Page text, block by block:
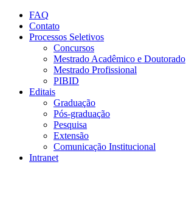
Conteúdo principal
FAQ
Contato
Processos Seletivos
Concursos
Mestrado Acadêmico e Doutorado
Mestrado Profissional
PIBID
Editais
Graduação
Pós-graduação
Pesquisa
Extensão
Comunicação Institucional
Intranet